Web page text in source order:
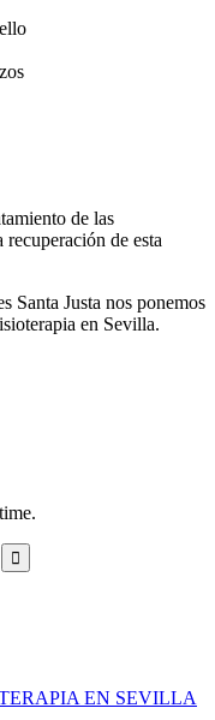
de las
de esta
Santa Justa nos ponemos
en Sevilla.
EN SEVILLA